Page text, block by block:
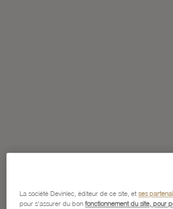
La société Devinlec, éditeur de ce site, etses
pour s'assurer du bonfonctionnement du site, pour